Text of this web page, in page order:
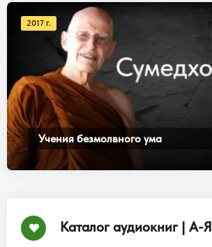
2017 г.
Учения безмолвного ума
Каталог аудиокниг | А-Я